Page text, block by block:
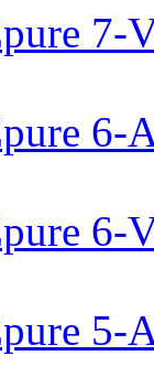
7-
6-
6-
5-